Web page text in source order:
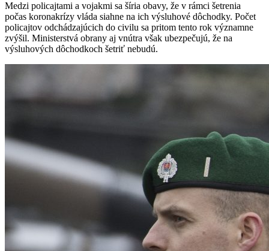
Medzi policajtami a vojakmi sa šíria obavy, že v rámci šetrenia
počas koronakrízy vláda siahne na ich výsluhové dôchodky. Počet
policajtov odchádzajúcich do civilu sa pritom tento rok významne
zvýšil. Ministerstvá obrany aj vnútra však ubezpečujú, že na
výsluhových dôchodkoch šetriť nebudú.